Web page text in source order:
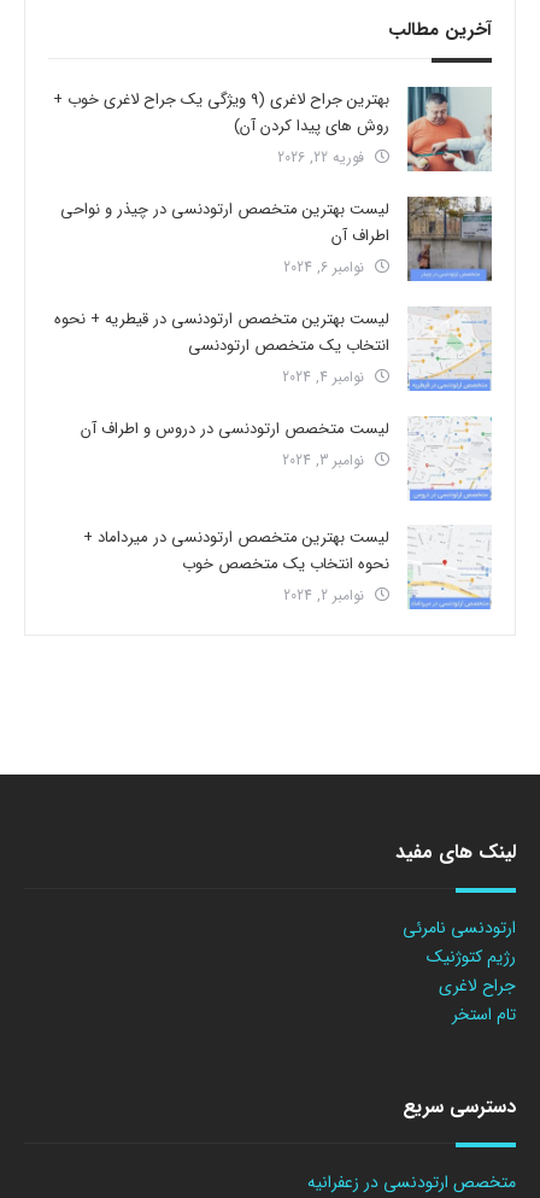
آخرین مطالب
بهترین جراح لاغری (9 ویژگی یک جراح لاغری خوب +
روش های پیدا کردن آن)
فوریه 22, 2026
لیست بهترین متخصص ارتودنسی در چیذر و نواحی
اطراف آن
نوامبر 6, 2024
لیست بهترین متخصص ارتودنسی در قیطریه + نحوه
انتخاب یک متخصص ارتودنسی
نوامبر 4, 2024
لیست متخصص ارتودنسی در دروس و اطراف آن
نوامبر 3, 2024
لیست بهترین متخصص ارتودنسی در میرداماد +
نحوه انتخاب یک متخصص خوب
نوامبر 2, 2024
لینک های مفید
ارتودنسی نامرئی
رژیم کتوژنیک
جراح لاغری
تام استخر
دسترسی سریع
متخصص ارتودنسی در زعفرانیه